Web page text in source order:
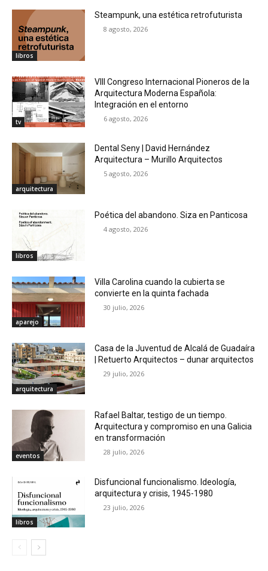
libros
Steampunk, una estética retrofuturista
8 agosto, 2026
tv
VIII Congreso Internacional Pioneros de la
Arquitectura Moderna Española:
Integración en el entorno
6 agosto, 2026
arquitectura
Dental Seny | David Hernández
Arquitectura – Murillo Arquitectos
5 agosto, 2026
libros
Poética del abandono. Siza en Panticosa
4 agosto, 2026
aparejo
Villa Carolina cuando la cubierta se
convierte en la quinta fachada
30 julio, 2026
arquitectura
Casa de la Juventud de Alcalá de Guadaíra
| Retuerto Arquitectos – dunar arquitectos
29 julio, 2026
eventos
Rafael Baltar, testigo de un tiempo.
Arquitectura y compromiso en una Galicia
en transformación
28 julio, 2026
libros
Disfuncional funcionalismo. Ideología,
arquitectura y crisis, 1945-1980
23 julio, 2026